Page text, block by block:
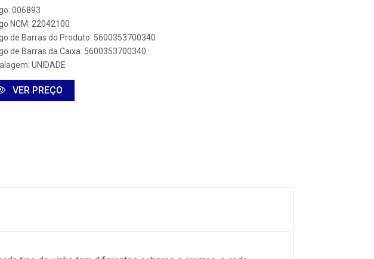
006893
NCM: 22042100
de Barras do Produto: 5600353700340
de Barras da Caixa: 5600353700340
UNIDADE
VER PREÇO